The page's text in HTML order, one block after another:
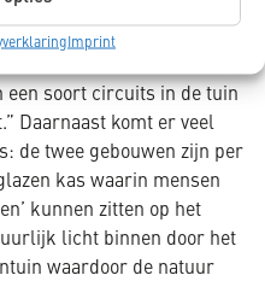
Imprint
Den Hoed vult aan:
veilig en zonder
een soort circuits in de tuin
Daarnaast komt er veel
de twee gebouwen zijn per
kas waarin mensen
kunnen zitten op het
licht binnen door het
waardoor de natuur